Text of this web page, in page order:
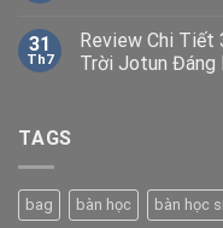
31
Th7
Review Chi Tiết
Trời Jotun Đáng
TAGS
bag bàn học bàn học